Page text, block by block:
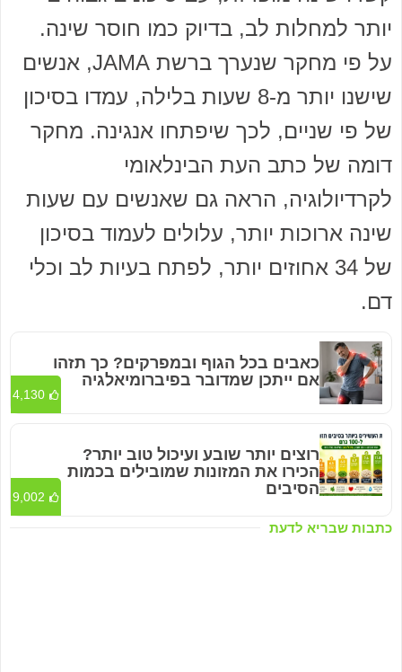
יותר למחלות לב, בדיוק כמו חוסר שינה.
על פי מחקר שנערך ברשת JAMA, אנשים
שישנו יותר מ-8 שעות בלילה, עמדו בסיכון
של פי שניים, לכך שיפתחו אנגינה. מחקר
דומה של כתב העת הבינלאומי
לקרדיולוגיה, הראה גם שאנשים עם שעות
שינה ארוכות יותר, עלולים לעמוד בסיכון
של 34 אחוזים יותר, לפתח בעיות לב וכלי
דם.
כתבות שבריא לדעת
כאבים בכל הגוף ובמפרקים? כך תזהו
אם ייתכן שמדובר בפיברומיאלגיה
4,130
רוצים יותר שובע ועיכול טוב יותר?
הכירו את המזונות שמובילים בכמות
הסיבים
9,002